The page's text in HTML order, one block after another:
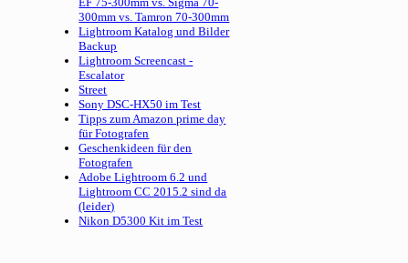
300mm vs. Tamron 70-300mm
Lightroom Katalog und Bilder
Backup
Lightroom Screencast -
Escalator
Street
Sony DSC-HX50 im Test
Tipps zum Amazon prime day
für Fotografen
Geschenkideen für den
Fotografen
Adobe Lightroom 6.2 und
Lightroom CC 2015.2 sind da
(leider)
Nikon D5300 Kit im Test